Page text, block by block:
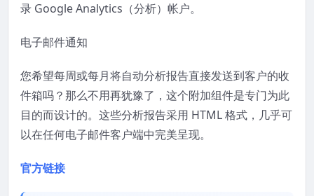
录 Google Analytics（分析）帐户。
电子邮件通知
您希望每周或每月将自动分析报告直接发送到客户的收
件箱吗？那么不用再犹豫了，这个附加组件是专门为此
目的而设计的。这些分析报告采用 HTML 格式，几乎可
以在任何电子邮件客户端中完美呈现。
官方链接